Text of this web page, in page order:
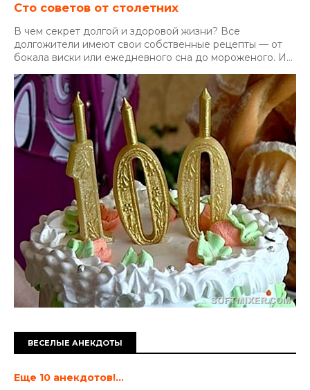
Сто советов от столетних
В чем секрет долгой и здоровой жизни? Все
долгожители имеют свои собственные рецепты — от
бокала виски или ежедневного сна до мороженого. И...
ВЕСЕЛЫЕ АНЕКДОТЫ
Еще 10 анекдотов!...